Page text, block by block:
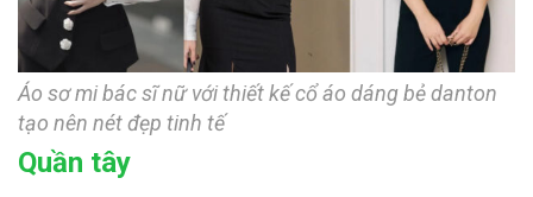
Áo sơ mi bác sĩ nữ với thiết kế cổ áo dáng bẻ danton
tạo nên nét đẹp tinh tế
Quần tây